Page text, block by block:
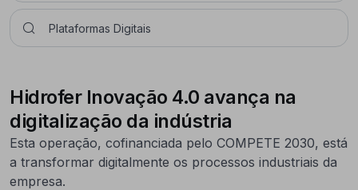
Hidrofer Inovação 4.0 avança na
digitalização da indústria
Esta operação, cofinanciada pelo COMPETE 2030, está
a transformar digitalmente os processos industriais da
empresa.